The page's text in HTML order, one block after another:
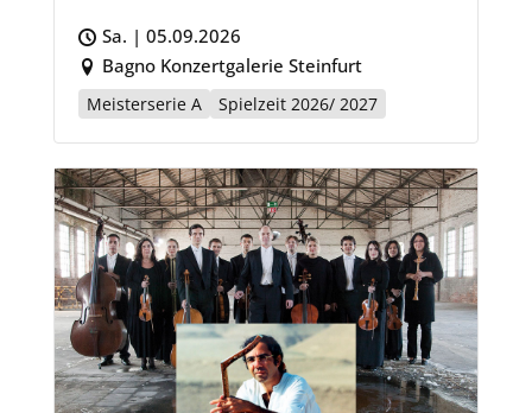
Sa. | 05.09.2026
Bagno Konzertgalerie Steinfurt
Meisterserie A Spielzeit 2026/ 2027